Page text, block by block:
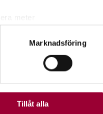
meter
. Du kan ändra
Vissa kakor är
Marknadsföring
Tillåt alla